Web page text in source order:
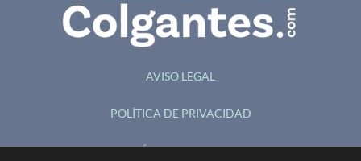
AVISO LEGAL
POLÍTICA DE PRIVACIDAD
POLÍTICA DE COOKIES